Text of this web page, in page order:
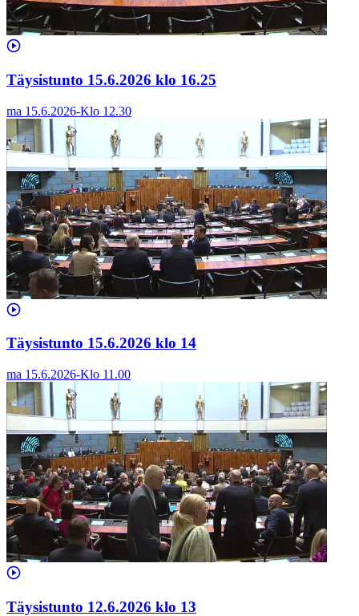
Täysistunto 15.6.2026 klo 16.25
ma 15.6.2026-Klo 12.30
Täysistunto 15.6.2026 klo 14
ma 15.6.2026-Klo 11.00
Täysistunto 12.6.2026 klo 13